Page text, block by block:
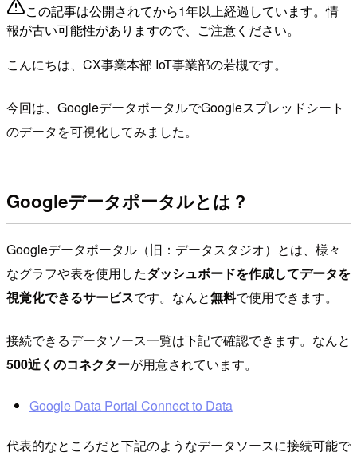
この記事は公開されてから1年以上経過しています。情
報が古い可能性がありますので、ご注意ください。
こんにちは、CX事業本部 IoT事業部の若槻です。
今回は、GoogleデータポータルでGoogleスプレッドシート
のデータを可視化してみました。
Googleデータポータルとは？
Googleデータポータル（旧：データスタジオ）とは、様々
なグラフや表を使用したダッシュボードを作成してデータを
視覚化できるサービスです。なんと無料で使用できます。
接続できるデータソース一覧は下記で確認できます。なんと
500近くのコネクターが用意されています。
Google Data Portal Connect to Data
代表的なところだと下記のようなデータソースに接続可能で